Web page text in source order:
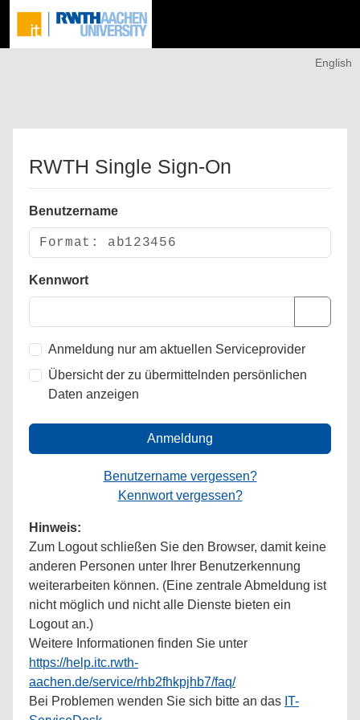
English
RWTH Single Sign-On
Benutzername
Kennwort
Anmeldung nur am aktuellen Serviceprovider
Übersicht der zu übermittelnden persönlichen
Daten anzeigen
Anmeldung
Benutzername vergessen?
Kennwort vergessen?
Hinweis:
Zum Logout schließen Sie den Browser, damit keine
anderen Personen unter Ihrer Benutzerkennung
weiterarbeiten können. (Eine zentrale Abmeldung ist
nicht möglich und nicht alle Dienste bieten ein
Logout an.)
Weitere Informationen finden Sie unter
https://help.itc.rwth-
aachen.de/service/rhb2fhkpjhb7/faq/
Bei Problemen wenden Sie sich bitte an das IT-